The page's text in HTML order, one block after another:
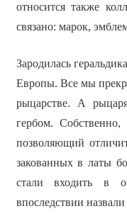
относится также
связано: марок,
Зародилась
Европы. Все мы
рыцарстве. А
гербом.
позволяющий
закованных в латы
стали входить в
впоследствии